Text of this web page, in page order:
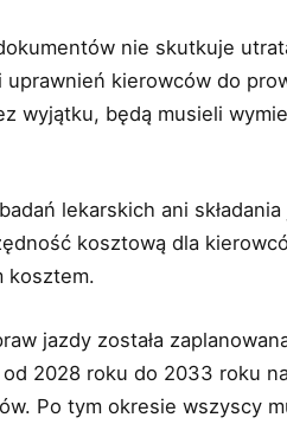
nie skutkuje
kierowców do
wyjątku, będą musieli
lekarskich ani
kosztową dla
kosztem.
jazdy została
2028 roku do 2033 roku
Po tym okresie wszyscy